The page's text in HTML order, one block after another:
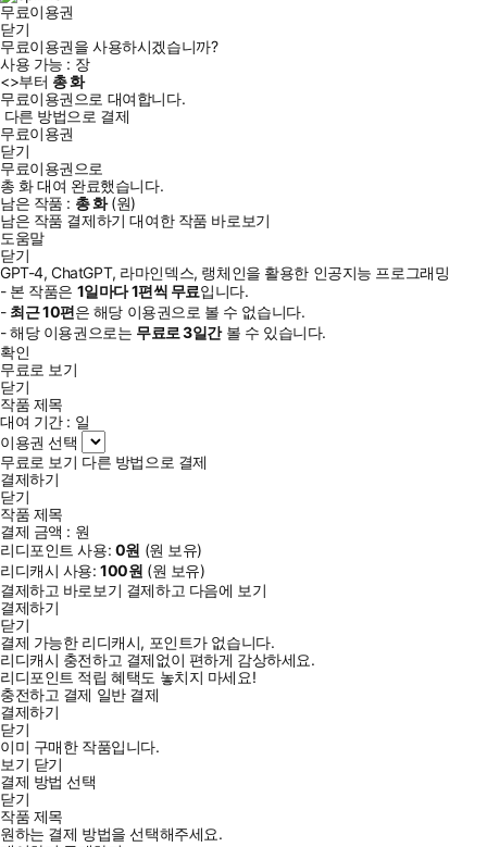
무료이용권
닫기
무료이용권을 사용하시겠습니까?
사용 가능 : 장
<>부터 총화
무료이용권으로 대여합니다.
다른 방법으로 결제
무료이용권
닫기
무료이용권으로
총 화대여 완료했습니다.
남은 작품 : 총화(원)
남은 작품 결제하기 대여한 작품 바로보기
도움말
닫기
GPT-4, ChatGPT, 라마인덱스, 랭체인을 활용한 인공지능 프로그래밍
- 본 작품은 1일마다1편씩 무료입니다.
- 최근10편은 해당 이용권으로 볼 수 없습니다.
- 해당 이용권으로는 무료로3일간볼 수 있습니다.
확인
무료로 보기
닫기
작품 제목
대여 기간 : 일
이용권 선택
무료로 보기 다른 방법으로 결제
결제하기
닫기
작품 제목
결제 금액 : 원
리디포인트 사용: 0원 (원 보유)
리디캐시 사용:100원 (원 보유)
결제하고 바로보기 결제하고 다음에 보기
결제하기
닫기
결제 가능한 리디캐시, 포인트가 없습니다.
리디캐시 충전하고 결제없이 편하게 감상하세요.
리디포인트 적립 혜택도 놓치지 마세요!
충전하고 결제 일반 결제
결제하기
닫기
이미 구매한 작품입니다.
보기 닫기
결제 방법 선택
닫기
작품 제목
원하는 결제 방법을 선택해주세요.